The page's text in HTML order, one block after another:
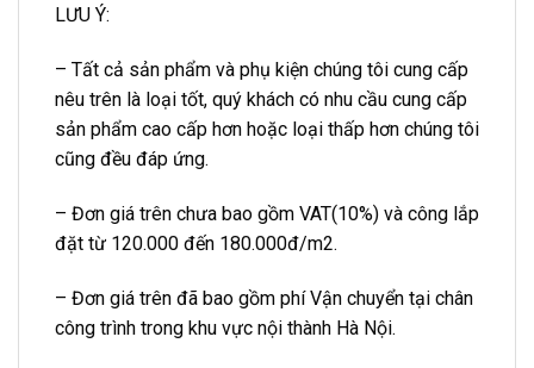
LƯU Ý:
– Tất cả sản phẩm và phụ kiện chúng tôi cung cấp
nêu trên là loại tốt, quý khách có nhu cầu cung cấp
sản phẩm cao cấp hơn hoặc loại thấp hơn chúng tôi
cũng đều đáp ứng.
– Đơn giá trên chưa bao gồm VAT(10%) và công lắp
đặt từ 120.000 đến 180.000đ/m2.
– Đơn giá trên đã bao gồm phí Vận chuyển tại chân
công trình trong khu vực nội thành Hà Nội.